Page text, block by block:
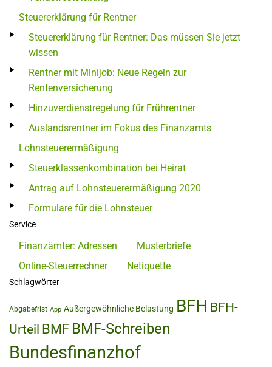
Steuererklärung für Rentner
Steuererklärung für Rentner: Das müssen Sie jetzt
wissen
Rentner mit Minijob: Neue Regeln zur
Rentenversicherung
Hinzuverdienstregelung für Frührentner
Auslandsrentner im Fokus des Finanzamts
Lohnsteuerermäßigung
Steuerklassenkombination bei Heirat
Antrag auf Lohnsteuerermäßigung 2020
Formulare für die Lohnsteuer
Service
Finanzämter: Adressen
Musterbriefe
Online-Steuerrechner
Netiquette
Schlagwörter
Abgabefrist App Außergewöhnliche Belastung BFH BFH-
Urteil BMF BMF-Schreiben
Bundesfinanzhof